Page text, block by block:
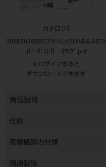
カタログ3
208530248DCｺｱｵｰﾄﾐｯｸｽONE＆ADﾌｧ
ｲﾊﾞｰﾎﾟｽﾄⅡ・ｶﾀﾛｸﾞ.pdf
※ログインすると
ダウンロードできます
商品説明
仕様
医療機器の分類
関連製品